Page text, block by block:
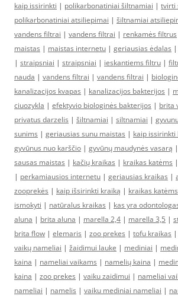
kaip issirinkti | polikarbonatiniai šiltnamiai | tvirti
polikarbonatiniai atsiliepimai | šiltnamiai
vandens filtrai | vandens filtrai | renkamės filtrus
maistas | maistas internetu | geriausias ėdalas |
| straipsniai | straipsniai | ieskantiems filtru |
nauda | vandens filtrai | vandens filtrai |
kanalizacijos kvapas | kanalizacijos bakterijos |
ciuozykla | efektyvio biologinės bakterijos | brita
privatus darzelis | šiltnamiai | siltnamiai |
sunims | geriausias sunu maistas | kaip issirinkti
gyvūnus nuo karščio | gyvūnų maudynės vasarą |
sausas maistas | kačių kraikas | kraikas katėms |
| perkamiausios internetu | geriausias kraikas |
zooprekės | kaip išsirinkti kraiką | kraikas katėms
ismokyti | natūralus kraikas | kas yra
aluna | brita aluna | marella 2,4 | marella 3,5 |
brita flow | elemaris | zoo prekes | tofu kraikas |
vaikų nameliai | žaidimui lauke | mediniai |
kaina | nameliai vaikams | namelių kaina |
kaina | zoo prekes | vaiku zaidimui | nameliai
nameliai | namelis | vaiku mediniai nameliai |